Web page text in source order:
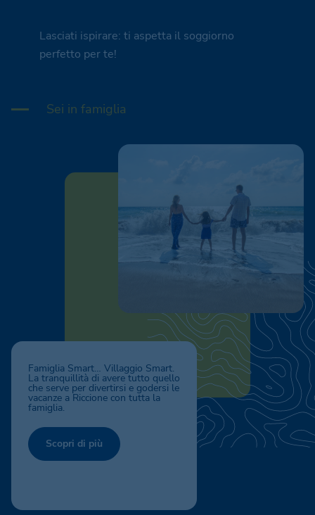
Lasciati ispirare: ti aspetta il soggiorno
perfetto per te!
Sei in famiglia
Famiglia Smart… Villaggio Smart.
La tranquillità di avere tutto quello
che serve per divertirsi e godersi le
vacanze a Riccione con tutta la
famiglia.
Scopri di più